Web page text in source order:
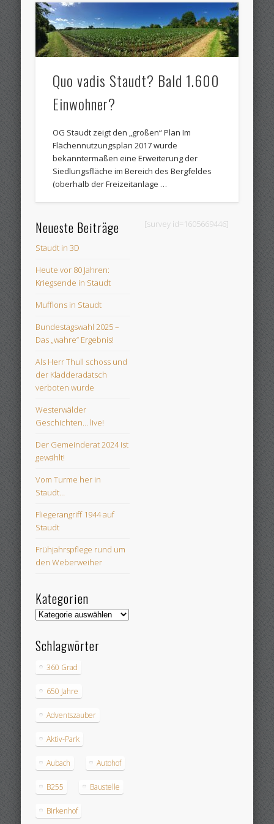
Quo vadis Staudt? Bald 1.600
Einwohner?
OG Staudt zeigt den „großen“ Plan Im
Flächennutzungsplan 2017 wurde
bekanntermaßen eine Erweiterung der
Siedlungsfläche im Bereich des Bergfeldes
(oberhalb der Freizeitanlage …
Neueste Beiträge
Staudt in 3D
Heute vor 80 Jahren:
Kriegsende in Staudt
Mufflons in Staudt
Bundestagswahl 2025 –
Das „wahre“ Ergebnis!
Als Herr Thull schoss und
der Kladderadatsch
verboten wurde
Westerwälder
Geschichten… live!
Der Gemeinderat 2024 ist
gewählt!
Vom Turme her in
Staudt…
Fliegerangriff 1944 auf
Staudt
Frühjahrspflege rund um
den Weberweiher
Kategorien
Kategorien
Schlagwörter
360 Grad
650 Jahre
Adventszauber
Aktiv-Park
Aubach Autohof
B255 Baustelle
Birkenhof
[survey id=1605669446]